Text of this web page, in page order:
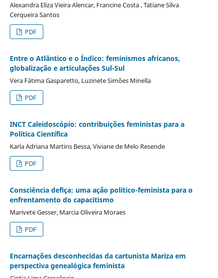
Alexandra Eliza Vieira Alencar, Francine Costa , Tatiane Silva
Cerqueira Santos
PDF
Entre o Atlântico e o Índico: feminismos africanos,
globalização e articulações Sul-Sul
Vera Fátima Gasparetto, Luzinete Simões Minella
PDF
INCT Caleidoscópio: contribuições feministas para a
Política Científica
Karla Adriana Martins Bessa, Viviane de Melo Resende
PDF
Consciência defiça: uma ação político-feminista para o
enfrentamento do capacitismo
Marivete Gesser, Marcia Oliveira Moraes
PDF
Encarnações desconhecidas da cartunista Mariza em
perspectiva genealógica feminista